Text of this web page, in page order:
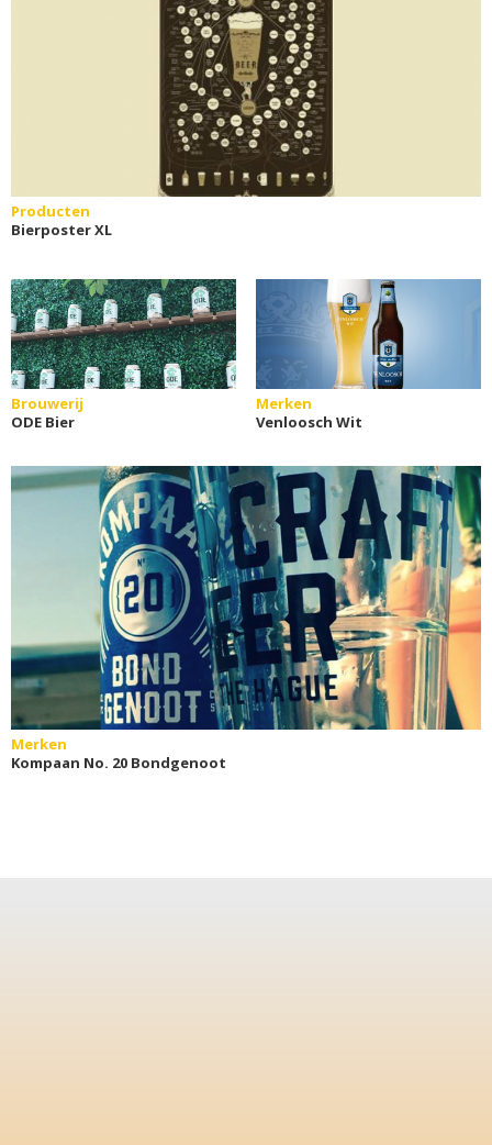
Producten
Bierposter XL
Brouwerij
ODE Bier
Merken
Venloosch Wit
Merken
Kompaan No. 20 Bondgenoot